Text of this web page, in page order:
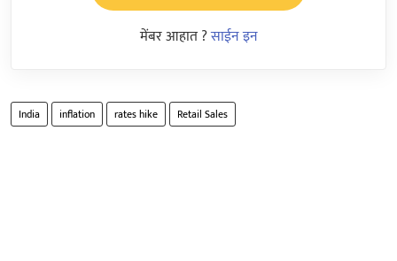
मेंबर आहात ?साईन इन
India inflation rates hike Retail Sales